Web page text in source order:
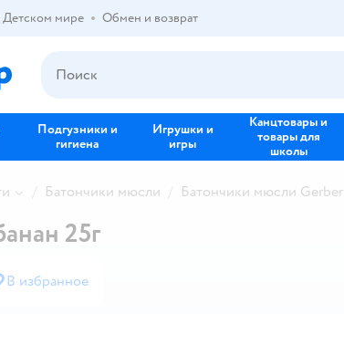
Детском мире Обмен и возврат
Подгузники и
гигиена
Игрушки и
игры
Канцтовары и
товары для
школы
Батончики мюсли Батончики мюсли Gerber
25г
В избранное